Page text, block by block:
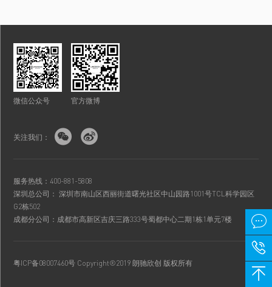
微信公众号 官方微博
关注我们：  
服务热线：400-881-5808
深圳总公司： 深圳市南山区西丽街道曙光社区中山园路1001号TCL科学园区
G2栋502
成都分公司：成都市高新区吉庆三路333号蜀都中心二期1栋1单元7楼
粤ICP备08007460号 Copyright®2019 朗驰欣创 版权所有


